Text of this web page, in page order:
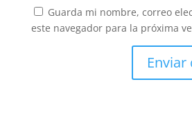
Guarda mi nombre, correo
este navegador para la próxima